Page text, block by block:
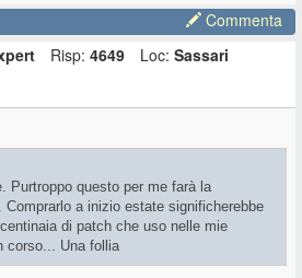
Commenta
Risp: 4649 Loc: Sassari
Purtroppo questo per me farà la
a inizio estate significherebbe
di patch che uso nelle mie
corso... Una follia